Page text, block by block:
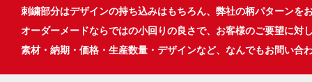
刺繍部分はデザインの持ち込みはもちろん、弊社の柄パターンを
オーダーメードならではの小回りの良さで、お客様のご要望に対
素材・納期・価格・生産数量・デザインなど、なんでもお問い合